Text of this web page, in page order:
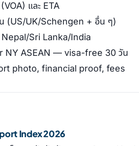
และ ETA
น (US/UK/Schengen + อื่น ๆ)
Sri Lanka/India
NY ASEAN — visa-free 30 วัน
photo, financial proof, fees
Index 2026